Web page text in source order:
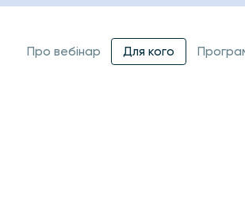
Про вебінар Для кого